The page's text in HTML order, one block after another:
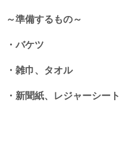
～準備するもの～
・バケツ
・雑巾、タオル
・新聞紙、レジャーシート